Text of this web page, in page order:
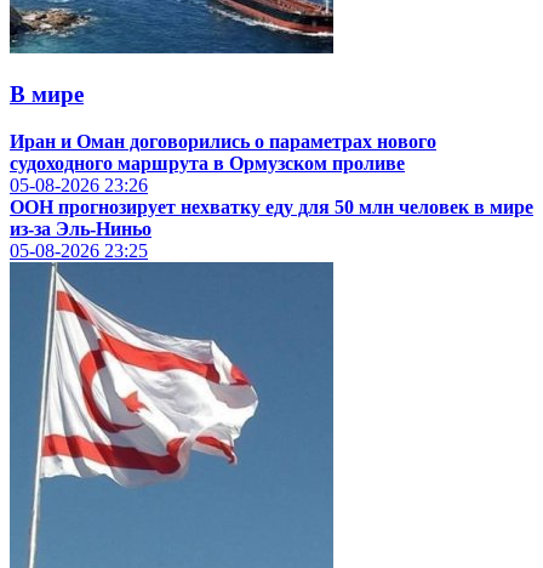
В мире
Иран и Оман договорились о параметрах нового
судоходного маршрута в Ормузском проливе
05-08-2026 23:26
ООН прогнозирует нехватку еду для 50 млн человек в мире
из-за Эль-Ниньо
05-08-2026 23:25